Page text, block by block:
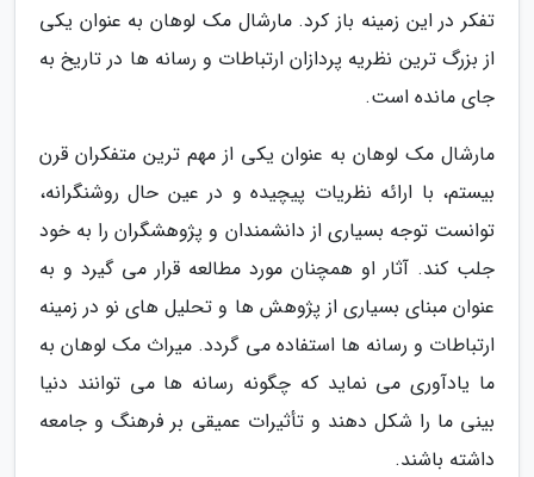
تفکر در این زمینه باز کرد. مارشال مک لوهان به عنوان یکی
از بزرگ ترین نظریه پردازان ارتباطات و رسانه ها در تاریخ به
جای مانده است.
مارشال مک لوهان به عنوان یکی از مهم ترین متفکران قرن
بیستم، با ارائه نظریات پیچیده و در عین حال روشنگرانه،
توانست توجه بسیاری از دانشمندان و پژوهشگران را به خود
جلب کند. آثار او همچنان مورد مطالعه قرار می گیرد و به
عنوان مبنای بسیاری از پژوهش ها و تحلیل های نو در زمینه
ارتباطات و رسانه ها استفاده می گردد. میراث مک لوهان به
ما یادآوری می نماید که چگونه رسانه ها می توانند دنیا
بینی ما را شکل دهند و تأثیرات عمیقی بر فرهنگ و جامعه
داشته باشند.